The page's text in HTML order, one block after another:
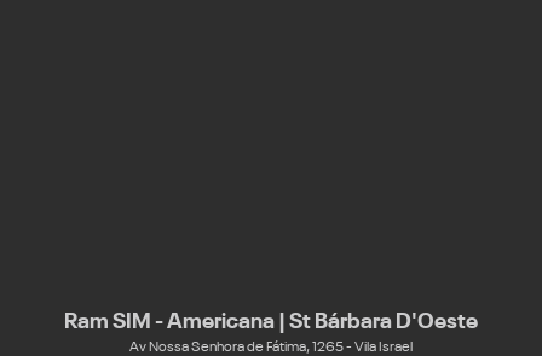
Ram SIM - Americana | St Bárbara D'Oeste
Av Nossa Senhora de Fátima, 1265 - Vila Israel